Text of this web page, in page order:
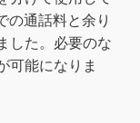
の通話料と余り
した。必要のな
可能になりま